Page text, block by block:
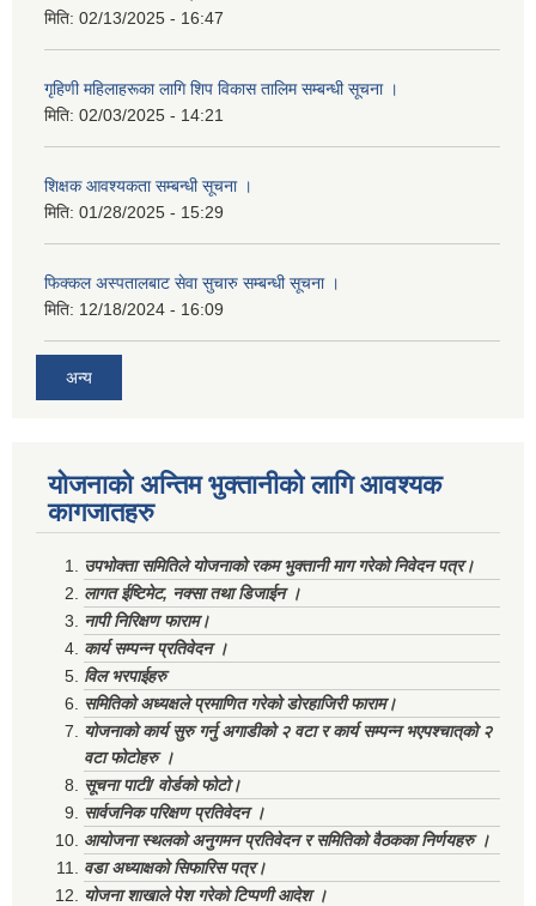
मिति: 02/13/2025 - 16:47
गृहिणी महिलाहरूका लागि शिप विकास तालिम सम्बन्धी सूचना ‌।
मिति: 02/03/2025 - 14:21
शिक्षक आवश्यकता सम्बन्धी सूचना ।
मिति: 01/28/2025 - 15:29
फिक्कल अस्पतालबाट सेवा सुचारु सम्बन्धी सूचना ।
मिति: 12/18/2024 - 16:09
अन्य
योजनाको अन्तिम भुक्तानीको लागि आवश्यक
कागजातहरु
उपभोक्ता समितिले योजनाको रकम भुक्तानी माग गरेको निवेदन पत्र।
लागत ईष्टिमेट, नक्सा तथा डिजाईन ।
नापी निरिक्षण फाराम।
कार्य सम्पन्न प्रतिवेदन ।
विल भरपाईहरु
समितिको अध्यक्षले प्रमाणित गरेको डोरहाजिरी फाराम।
योजनाको कार्य सुरु गर्नु अगाडीको २ वटा र कार्य सम्पन्न भएपश्चात्‌को २
वटा फोटोहरु ।
सूचना पाटी/ वोर्डको फोटो।
सार्वजनिक परिक्षण प्रतिवेदन ।
आयोजना स्थलको अनुगमन प्रतिवेदन र समितिको वैठकका निर्णयहरु ।
वडा अध्याक्षको सिफारिस पत्र।
योजना शाखाले पेश गरेको टिप्पणी आदेश ।